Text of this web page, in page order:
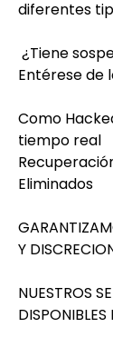
Como
Y
NUESTROS